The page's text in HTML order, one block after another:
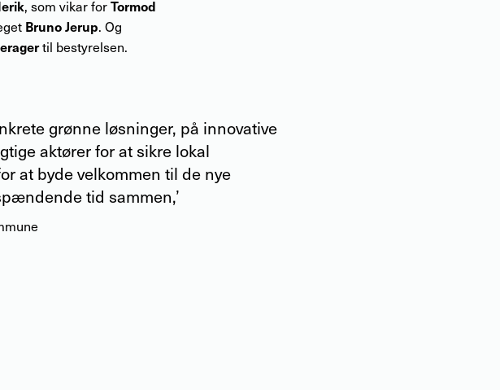
, som vikar forTormod
Bruno Jerup. Og
til bestyrelsen.
grønne løsninger, på innovative
aktører for at sikre lokal
at byde velkommen til de nye
tid sammen,’